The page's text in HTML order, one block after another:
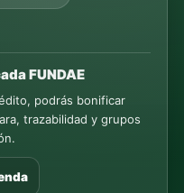
FUNDAE
podrás bonificar
trazabilidad y grupos